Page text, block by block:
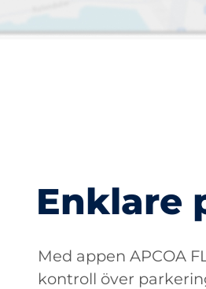
Enklare
Med appen APCOA
kontroll över